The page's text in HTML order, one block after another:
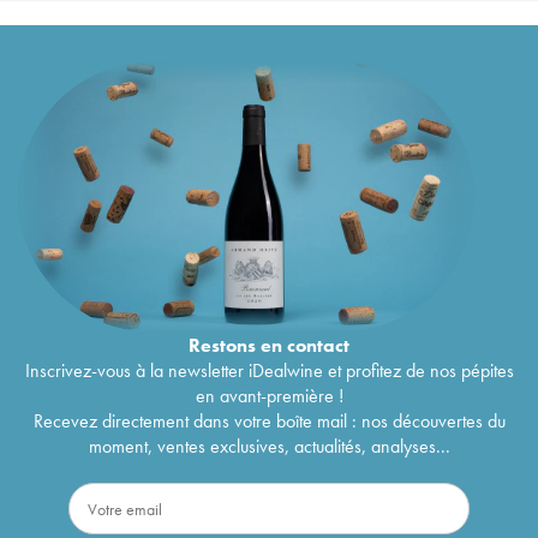
Restons encontact
Inscrivez-vous à la newsletter iDealwine et profitez de nos pépites
en avant-première !
Recevez directement dans votre boîte mail : nos découvertes du
moment, ventes exclusives, actualités, analyses...